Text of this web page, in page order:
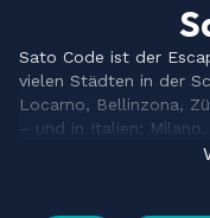
Sato Code ist der
vielen Städten in der
Locarno, Bellinzona,
– und in Italien: Milano,
Brescia, Padova, Iseo,